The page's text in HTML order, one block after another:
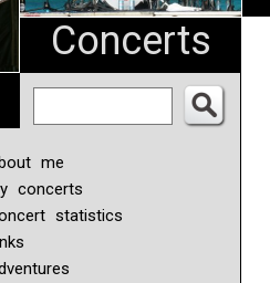
Concerts
me
concerts
statistics